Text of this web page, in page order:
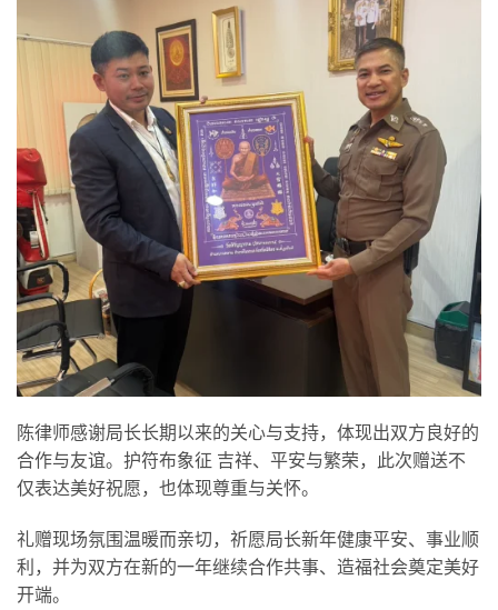
陈律师感谢局长长期以来的关心与支持，体现出双方良好的
合作与友谊。护符布象征 吉祥、平安与繁荣，此次赠送不
仅表达美好祝愿，也体现尊重与关怀。
礼赠现场氛围温暖而亲切，祈愿局长新年健康平安、事业顺
利，并为双方在新的一年继续合作共事、造福社会奠定美好
开端。